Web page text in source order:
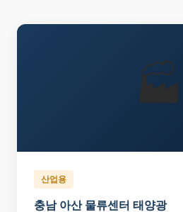
🏭
산업용
충남 아산 물류센터 태양광